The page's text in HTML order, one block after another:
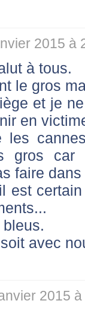
2015 à
à tous.
le gros
et je
en
les
gros car
faire
est
avec
2015